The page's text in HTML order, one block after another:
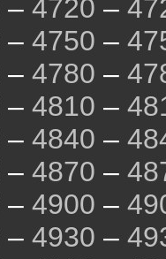
– 4720 –
– 4750 –
– 4780 –
– 4810 –
– 4840 –
– 4870 –
– 4900 –
– 4930 –